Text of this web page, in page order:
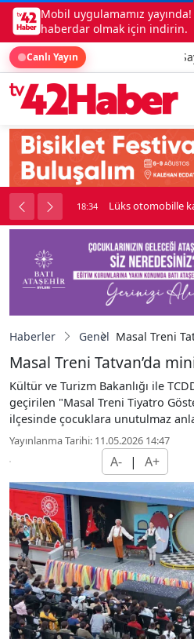
Mobil uygulamamız
haberdar olmak için indirin.
Canlı Yayın Ana
kavga çıktı 18:34 Lüks otomobille
Haberler Genel Masal Treni
Masal Treni Tatvan’da
Kültür ve Turizm Bakanlığı ile
geçirilen "Masal Treni Tiyatro
ilçesinde çocuklara unutulmaz
Yayınlanma Tarihi: 11.05.2026 14:47
A- | A+